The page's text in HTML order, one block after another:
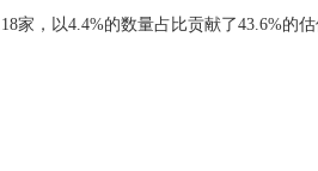
18家，以4.4%的数量占比贡献了43.6%的